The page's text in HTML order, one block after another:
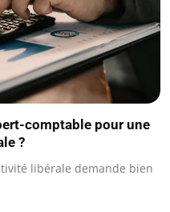
comptable pour une
?
libérale demande bien